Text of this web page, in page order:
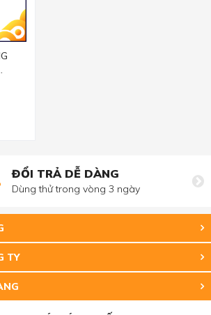
DỄ DÀNG
trong vòng 3 ngày
TY